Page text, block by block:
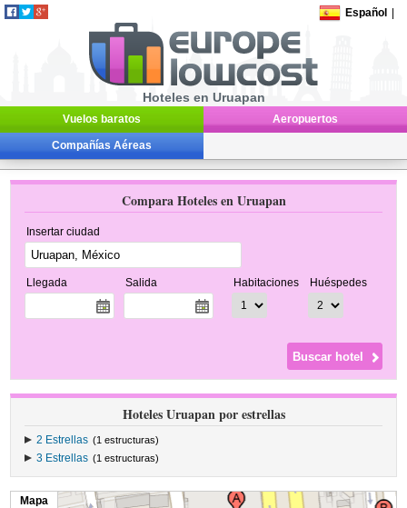
Español
Hoteles en Uruapan
Vuelos baratos Aeropuertos
Compañías Aéreas
Compara Hoteles en Uruapan
Insertar ciudad
Llegada Salida Habitaciones Huéspedes
Hoteles Uruapan por estrellas
2 Estrellas (1 estructuras)
3 Estrellas (1 estructuras)
Mapa